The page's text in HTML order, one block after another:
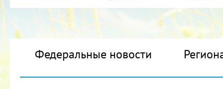
Федеральные новости